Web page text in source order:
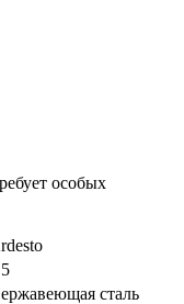
особых
сталь